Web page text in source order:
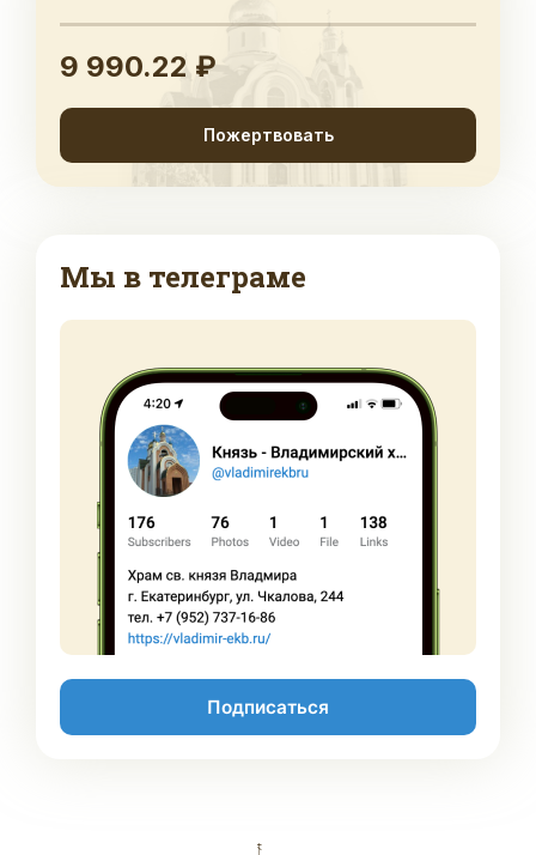
9 990.22 ₽
Пожертвовать
Мы в телеграме
Подписаться